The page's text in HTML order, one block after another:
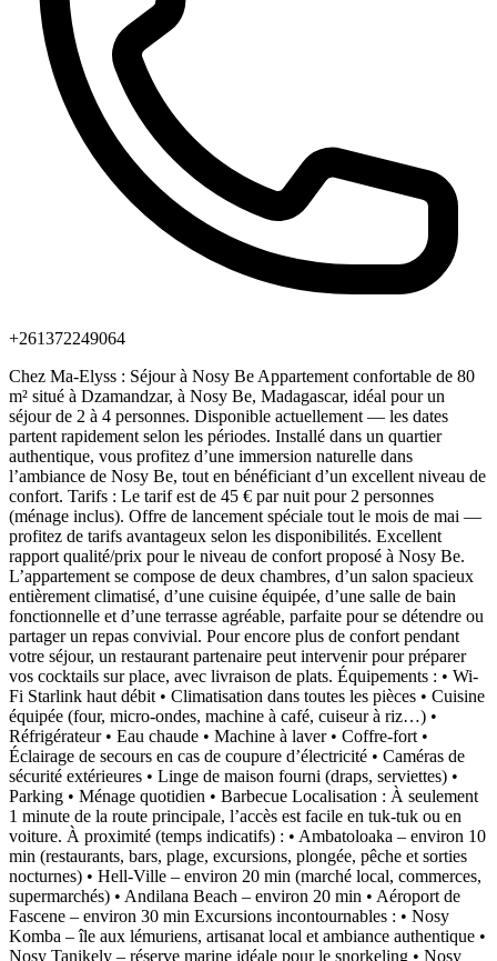
+261372249064
Chez Ma-Elyss : Séjour à Nosy Be Appartement confortable de 80
m² situé à Dzamandzar, à Nosy Be, Madagascar, idéal pour un
séjour de 2 à 4 personnes. Disponible actuellement — les dates
partent rapidement selon les périodes. Installé dans un quartier
authentique, vous profitez d’une immersion naturelle dans
l’ambiance de Nosy Be, tout en bénéficiant d’un excellent niveau de
confort. Tarifs : Le tarif est de 45 € par nuit pour 2 personnes
(ménage inclus). Offre de lancement spéciale tout le mois de mai —
profitez de tarifs avantageux selon les disponibilités. Excellent
rapport qualité/prix pour le niveau de confort proposé à Nosy Be.
L’appartement se compose de deux chambres, d’un salon spacieux
entièrement climatisé, d’une cuisine équipée, d’une salle de bain
fonctionnelle et d’une terrasse agréable, parfaite pour se détendre ou
partager un repas convivial. Pour encore plus de confort pendant
votre séjour, un restaurant partenaire peut intervenir pour préparer
vos cocktails sur place, avec livraison de plats. Équipements : • Wi-
Fi Starlink haut débit • Climatisation dans toutes les pièces • Cuisine
équipée (four, micro-ondes, machine à café, cuiseur à riz…) •
Réfrigérateur • Eau chaude • Machine à laver • Coffre-fort •
Éclairage de secours en cas de coupure d’électricité • Caméras de
sécurité extérieures • Linge de maison fourni (draps, serviettes) •
Parking • Ménage quotidien • Barbecue Localisation : À seulement
1 minute de la route principale, l’accès est facile en tuk-tuk ou en
voiture. À proximité (temps indicatifs) : • Ambatoloaka – environ 10
min (restaurants, bars, plage, excursions, plongée, pêche et sorties
nocturnes) • Hell-Ville – environ 20 min (marché local, commerces,
supermarchés) • Andilana Beach – environ 20 min • Aéroport de
Fascene – environ 30 min Excursions incontournables : • Nosy
Komba – île aux lémuriens, artisanat local et ambiance authentique •
Nosy Tanikely – réserve marine idéale pour le snorkeling • Nosy